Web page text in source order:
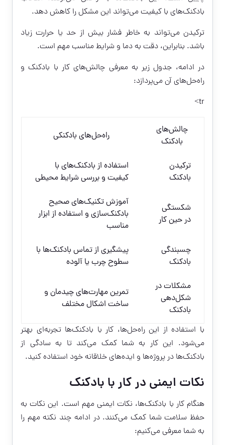
بادکنک‌های با کیفیت می‌تواند این مشکل را کاهش دهد.
ترکیدن می‌تواند به خاطر فشار بیش از حد یا حرارت زیاد
باشد. بنابراین، دقت به دما و شرایط مناسب مهم است.
در ادامه، جدول زیر به معرفی چالش‌های کار با بادکنک و
راه‌حل‌های آن می‌پردازد:
tr>
چالش‌های
بادکنک
راه‌حل‌های بادکنکی
ترکیدن
بادکنک
استفاده از بادکنک‌های با
کیفیت و بررسی شرایط محیطی
شکستگی
در حین کار
آموزش تکنیک‌های صحیح
بادکنک‌سازی و استفاده از ابزار
مناسب
چسبندگی
بادکنک
پیشگیری از تماس بادکنک‌ها با
سطوح چرب یا آلوده
مشکلات در
شکل‌دهی
بادکنک
تمرین مهارت‌های چیدمان و
ساخت اشکال مختلف
با استفاده از این راه‌حل‌ها، کار با بادکنک‌ها تجربه‌ای بهتر
می‌شود. این کار به شما کمک می‌کند تا به سادگی از
بادکنک‌ها در پروژه‌ها و ایده‌های خلاقانه خود استفاده کنید.
نکات ایمنی در کار با بادکنک
هنگام کار با بادکنک‌ها، نکات ایمنی مهم است. این نکات به
حفظ سلامت شما کمک می‌کنند. در ادامه چند نکته مهم را
به شما معرفی می‌کنیم: